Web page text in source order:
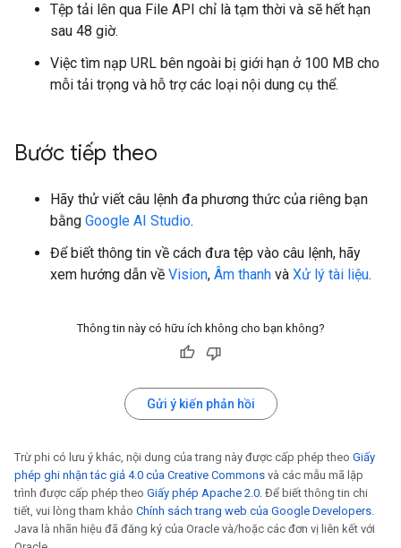
Tệp tải lên qua File API chỉ là tạm thời và sẽ hết hạn
sau 48 giờ.
Việc tìm nạp URL bên ngoài bị giới hạn ở 100 MB cho
mỗi tải trọng và hỗ trợ các loại nội dung cụ thể.
Bước tiếp theo
Hãy thử viết câu lệnh đa phương thức của riêng bạn
bằng Google AI Studio.
Để biết thông tin về cách đưa tệp vào câu lệnh, hãy
xem hướng dẫn về Vision, Âm thanh và Xử lý tài liệu.
Thông tin này có hữu ích không cho bạn không?
Gửi ý kiến phản hồi
Trừ phi có lưu ý khác, nội dung của trang này được cấp phép theo Giấy
phép ghi nhận tác giả 4.0 của Creative Commons và các mẫu mã lập
trình được cấp phép theo Giấy phép Apache 2.0. Để biết thông tin chi
tiết, vui lòng tham khảo Chính sách trang web của Google Developers.
Java là nhãn hiệu đã đăng ký của Oracle và/hoặc các đơn vị liên kết với